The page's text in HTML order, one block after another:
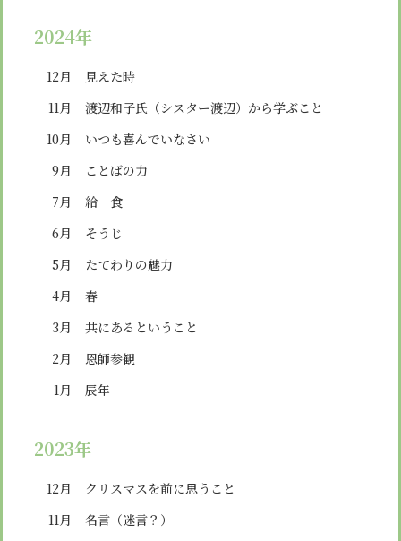
2024年
12月
見えた時
11月
渡辺和子氏（シスター渡辺）から学ぶこと
10月
いつも喜んでいなさい
9月
ことばの力
7月
給 食
6月
そうじ
5月
たてわりの魅力
4月
春
3月
共にあるということ
2月
恩師参観
1月
辰年
2023年
12月
クリスマスを前に思うこと
11月
名言（迷言？）